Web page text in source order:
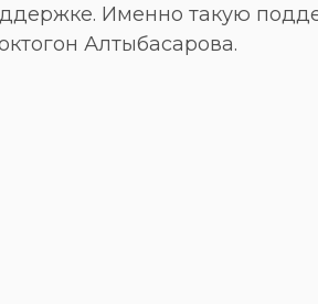
Именно такую
Алтыбасарова.